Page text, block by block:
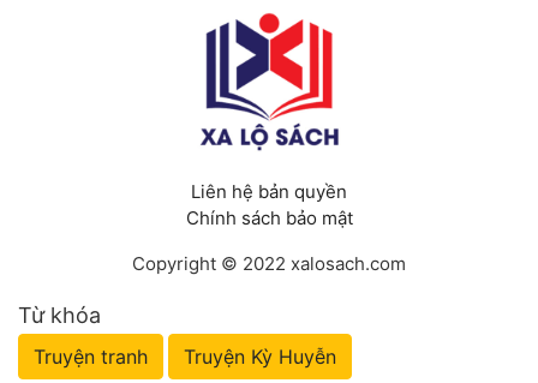
Liên hệ bản quyền
Chính sách bảo mật
Copyright © 2022 xalosach.com
Từ khóa
Truyện tranh Truyện Kỳ Huyễn